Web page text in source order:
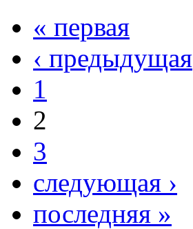
« первая
‹ предыдущая
1
2
3
следующая ›
последняя »